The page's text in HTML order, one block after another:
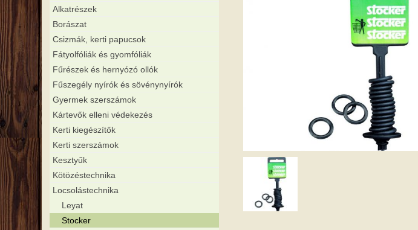
Alkatrészek
Borászat
Csizmák, kerti papucsok
Fátyolfóliák és gyomfóliák
Fűrészek és hernyózó ollók
Fűszegély nyírók és sövénynyírók
Gyermek szerszámok
Kártevők elleni védekezés
Kerti kiegészítők
Kerti szerszámok
Kesztyűk
Kötözéstechnika
Locsolástechnika
Leyat
Stocker